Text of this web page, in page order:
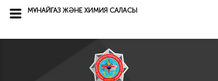
МҰНАЙГАЗ ЖӘНЕ ХИМИЯ САЛАСЫ